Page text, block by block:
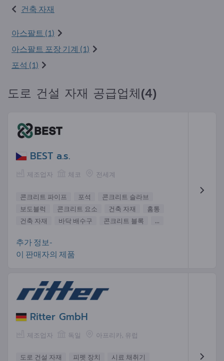
건축 자재
아스팔트 (1)
아스팔트 포장 기계 (1)
포석 (1)
도로 건설 자재 공급업체(4)
BEST a.s.
제조업자 체코 전세계
콘크리트 파이프 포석
콘크리트 슬라브
보도블럭
콘크리트 요소 건축 자재
홈통
건축 자재
바닥 배수구 콘크리트 블록 ...
추가 정보-
이 판매자의 제품
Ritter GmbH
제조업자 독일 아프리카, 유럽
도로 건설 자재 피펫 장치
시료 채취기